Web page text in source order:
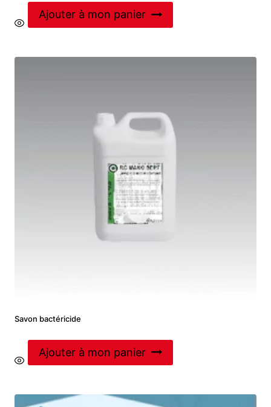
Ajouter à mon panier
Savon bactéricide
Ajouter à mon panier